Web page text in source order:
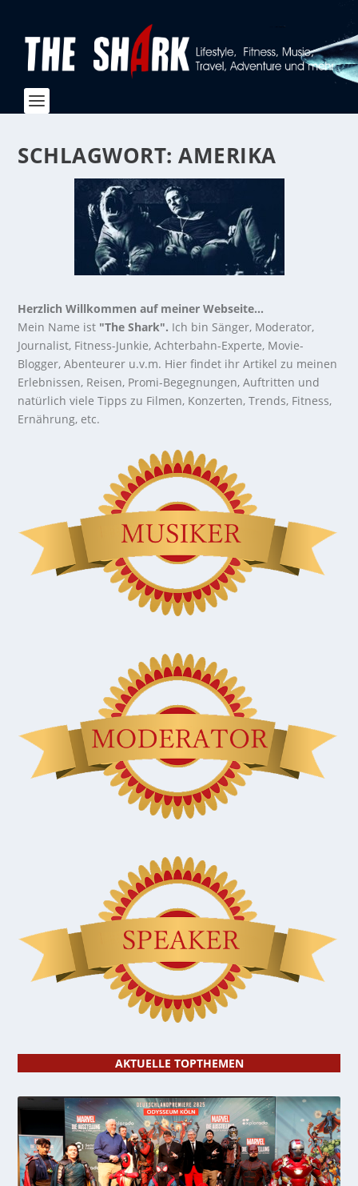
SCHLAGWORT:AMERIKA
Herzlich Willkommen auf meiner Webseite...
Mein Name ist "The Shark". Ich bin Sänger, Moderator,
Journalist, Fitness-Junkie, Achterbahn-Experte, Movie-
Blogger, Abenteurer u.v.m. Hier findet ihr Artikel zu meinen
Erlebnissen, Reisen, Promi-Begegnungen, Auftritten und
natürlich viele Tipps zu Filmen, Konzerten, Trends, Fitness,
Ernährung, etc.
AKTUELLE TOPTHEMEN